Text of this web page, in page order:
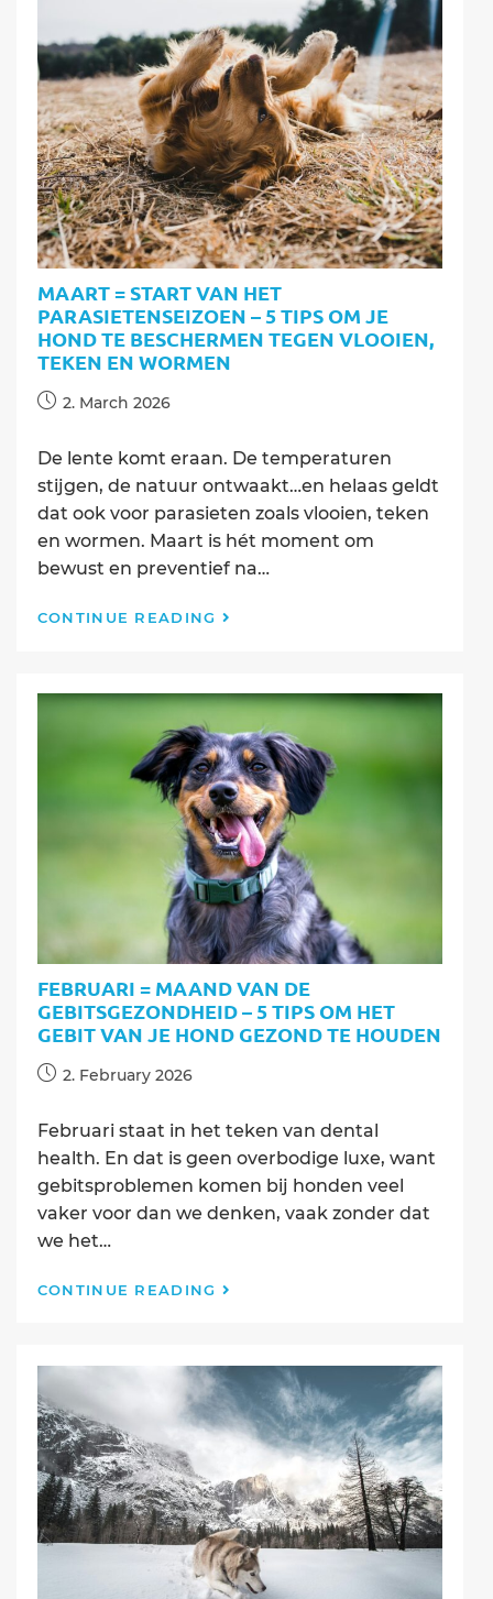
ondersteun
je
de
huid
en
vacht
van
je
hond
MAART = START VAN HET
PARASIETENSEIZOEN – 5 TIPS OM JE
HOND TE BESCHERMEN TEGEN VLOOIEN,
TEKEN EN WORMEN
Post2. March 2026
De lente komt eraan. De temperaturen
stijgen, de natuur ontwaakt…en helaas geldt
dat ook voor parasieten zoals vlooien, teken
en wormen. Maart is hét moment om
bewust en preventief na…
CONTINUE READING
het
parasietenseizoen
–
5
tips
om
je
hond
te
beschermen
tegen
vlooien,
teken
en
wormen
FEBRUARI = MAAND VAN DE
GEBITSGEZONDHEID – 5 TIPS OM HET
GEBIT VAN JE HOND GEZOND TE HOUDEN
Post2. February 2026
Februari staat in het teken van dental
health. En dat is geen overbodige luxe, want
gebitsproblemen komen bij honden veel
vaker voor dan we denken, vaak zonder dat
we het…
CONTINUE READING
de
Gebitsgezondheid
–
tips
om
het
gebit
van
je